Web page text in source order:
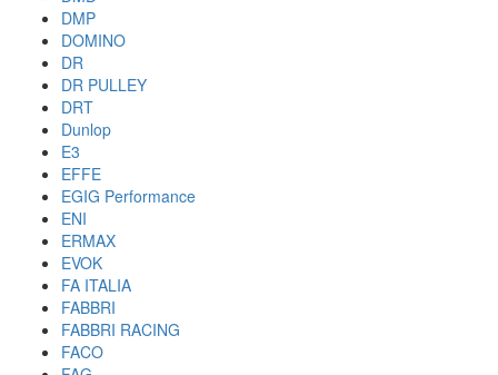
DMP
DOMINO
DR
DR PULLEY
DRT
Dunlop
E3
EFFE
EGIG Performance
ENI
ERMAX
EVOK
FA ITALIA
FABBRI
FABBRI RACING
FACO